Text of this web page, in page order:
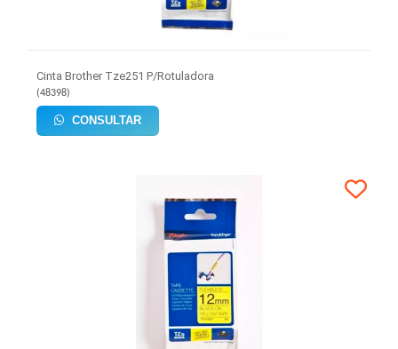
Cinta Brother Tze251 P/Rotuladora
(48398)
CONSULTAR